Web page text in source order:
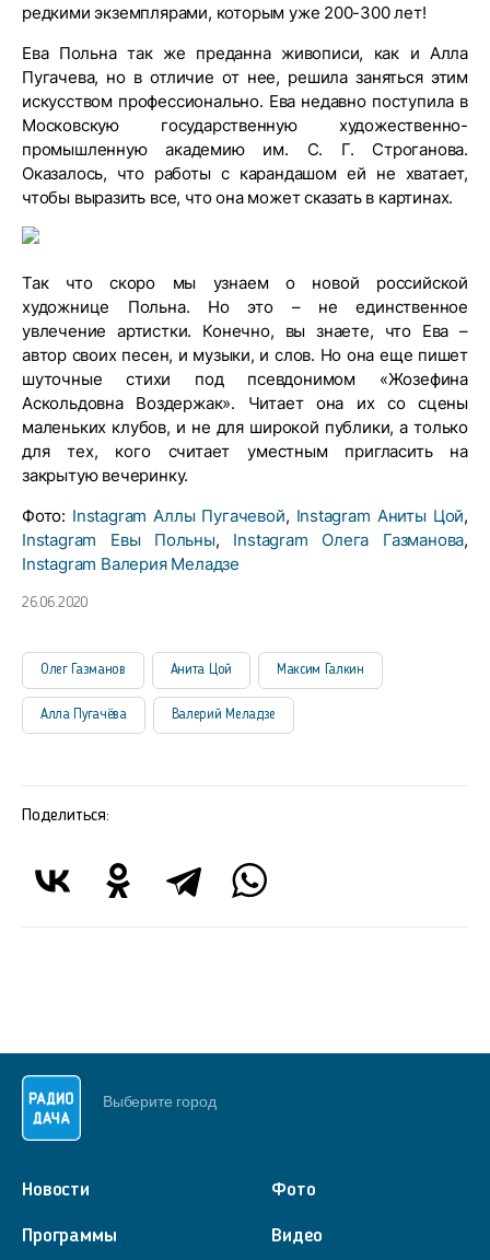
редкими экземплярами, которым уже 200-300 лет!
Ева Польна так же преданна живописи, как и Алла
Пугачева, но в отличие от нее, решила заняться этим
искусством профессионально. Ева недавно поступила в
Московскую государственную художественно-
промышленную академию им. С. Г. Строганова.
Оказалось, что работы с карандашом ей не хватает,
чтобы выразить все, что она может сказать в картинах.
Так что скоро мы узнаем о новой российской
художнице Польна. Но это – не единственное
увлечение артистки. Конечно, вы знаете, что Ева –
автор своих песен, и музыки, и слов. Но она еще пишет
шуточные стихи под псевдонимом «Жозефина
Аскольдовна Воздержак». Читает она их со сцены
маленьких клубов, и не для широкой публики, а только
для тех, кого считает уместным пригласить на
закрытую вечеринку.
Фото: Instagram Аллы Пугачевой, Instagram Аниты Цой,
Instagram Евы Польны, Instagram Олега Газманова,
Instagram Валерия Меладзе
26.06.2020
Олег Газманов Анита Цой Максим Галкин
Алла Пугачёва Валерий Меладзе
Поделиться:
Выберите город
Новости
Программы
Фото
Видео